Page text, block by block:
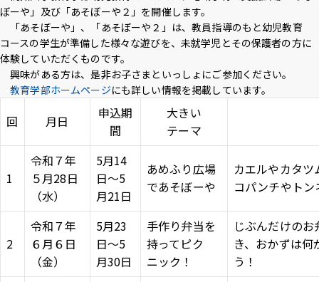
高知大学校友会
ご寄付のお願い
危機管理
アクセス採用情報お問い合わせサイトポリシー
プライバシーポリシーサイトマップ教職員・学生専用
Inst
agra
m
Face
boo
k
X
You
Tub
e
LINE
イベント お知らせ
言語 ： 日本語 English
ぼーや」及び「あそぼーや２」を開催します。
「あそぼーや」、「あそぼーや２」は、教員指導のもと幼児教育
コースの学生が準備した様々な遊びを、未就学児とその保護者の方に
体験していただくものです。
興味がある方は、是非お子さまといっしょにご参加ください。
教育学部ホームページにも詳しい情報を掲載しています。
回 月日
申込期
間
大きい
テーマ
1
令和７年
５月28日
（水）
5月14
日～5
月21日
あめふり広場
であそぼーや
カエルやカタ
コパンチやト
2
令和７年
６月６日
（金）
5月23
日～5
月30日
手作り弁当を
持ってピク
ニック！
じぶんだけの
き、おかずは
う！